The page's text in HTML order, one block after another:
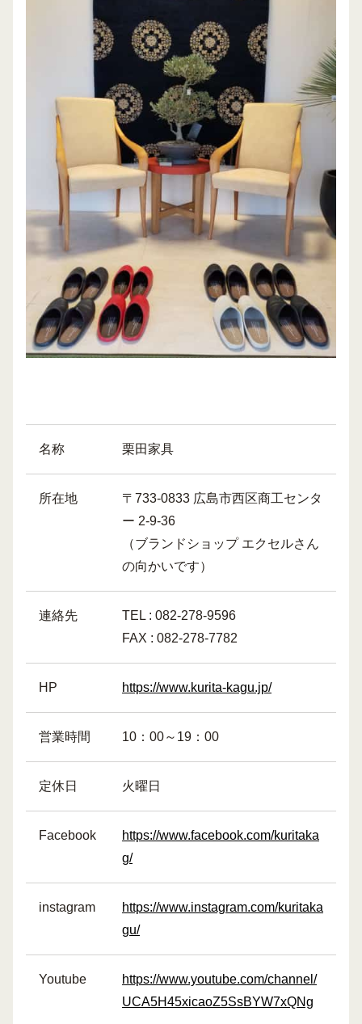
名称 栗田家具
所在地
〒733-0833 広島市西区商工センタ
ー 2-9-36
（ブランドショップ エクセルさん
の向かいです）
連絡先
TEL : 082-278-9596
FAX : 082-278-7782
HP https://www.kurita-kagu.jp/
営業時間 10：00～19：00
定休日 火曜日
Facebook
https://www.facebook.com/kuritaka
g/
instagram
https://www.instagram.com/kuritaka
gu/
Youtube
https://www.youtube.com/channel/
UCA5H45xicaoZ5SsBYW7xQNg